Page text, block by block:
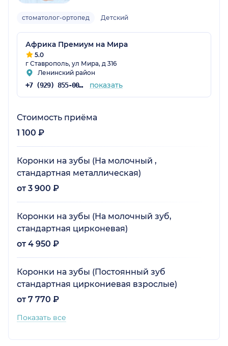
стоматолог-ортопед Детский
Африка Премиум на Мира
5.0
г Ставрополь, ул Мира, д 316
Ленинский район
+7 (929) 855-00-71 показать
Стоимость приёма
1 100 ₽
Коронки на зубы (На молочный ,
стандартная металлическая)
от 3 900 ₽
Коронки на зубы (На молочный зуб,
стандартная цирконевая)
от 4 950 ₽
Коронки на зубы (Постоянный зуб
стандартная циркониевая взрослые)
от 7 770 ₽
Показать все